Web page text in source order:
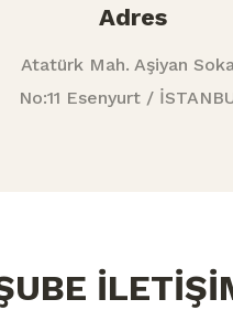
Adres
Atatürk Mah. Aşiyan
No:11 Esenyurt /